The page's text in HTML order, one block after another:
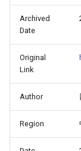
Archived
Date
Original
Link
Author
Region